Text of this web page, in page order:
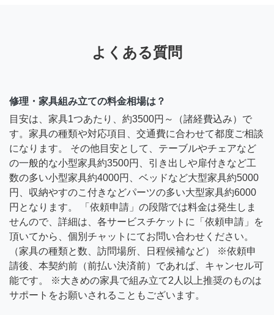
よくある質問
修理・家具組み立ての料金相場は？
目安は、家具1つあたり、約3500円～（諸経費込み）で
す。家具の種類や対応項目、交通費に合わせて都度ご相談
になります。 その他目安として、テーブルやチェアなど
の一般的な小型家具約3500円、引き出しや扉付きなど工
数の多い小型家具約4000円、ベッドなど大型家具約5000
円、収納やすのこ付きなどパーツの多い大型家具約6000
円となります。 「依頼申請」の段階では料金は発生しま
せんので、詳細は、各サービスチケットに「依頼申請」を
頂いてから、個別チャットにてお問い合わせください。
（家具の種類と数、訪問場所、日程候補など） ※依頼申
請後、本契約前（前払い決済前）であれば、キャンセル可
能です。 ※大きめの家具で組み立て2人以上推奨のものは
サポートをお願いされることもございます。